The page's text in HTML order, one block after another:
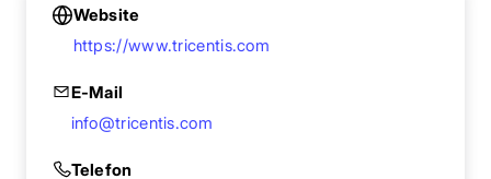
Website
https://www.tricentis.com
E-Mail
info@tricentis.com
Telefon